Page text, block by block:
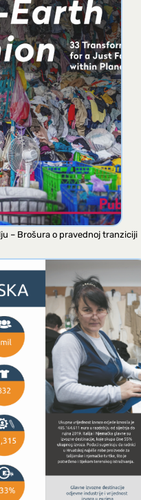
– Brošura o pravednoj tranziciji